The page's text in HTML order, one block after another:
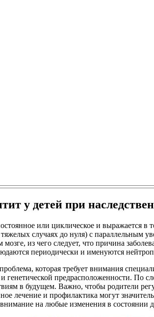
у детей при
или циклическое и
случаях до нуля) с параллельным
мозге, из чего следует, что причина
периодически и именуются
которая требует внимания
генетической предрасположенности. По
в будущем. Важно, чтобы родители
лечение и профилактика могут
на любые изменения в состоянии